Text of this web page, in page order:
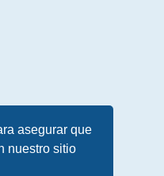
asegurar que
nuestro sitio